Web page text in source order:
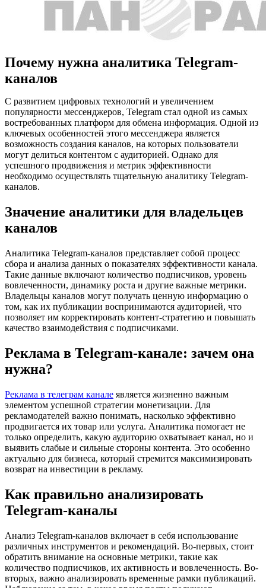
Почему нужна аналитика Telegram-
каналов
С развитием цифровых технологий и увеличением
популярности мессенджеров, Telegram стал одной из самых
востребованных платформ для обмена информация. Одной из
ключевых особенностей этого мессенджера является
возможность создания каналов, на которых пользователи
могут делиться контентом с аудиторией. Однако для
успешного продвижения и метрик эффективности
необходимо осуществлять тщательную аналитику Telegram-
каналов.
Значение аналитики для владельцев
каналов
Аналитика Telegram-каналов представляет собой процесс
сбора и анализа данных о показателях эффективности канала.
Такие данные включают количество подписчиков, уровень
вовлеченности, динамику роста и другие важные метрики.
Владельцы каналов могут получать ценную информацию о
том, как их публикации воспринимаются аудиторией, что
позволяет им корректировать контент-стратегию и повышать
качество взаимодействия с подписчиками.
Реклама в Telegram-канале: зачем она
нужна?
Реклама в телеграм канале является жизненно важным
элементом успешной стратегии монетизации. Для
рекламодателей важно понимать, насколько эффективно
продвигается их товар или услуга. Аналитика помогает не
только определить, какую аудиторию охватывает канал, но и
выявить слабые и сильные стороны контента. Это особенно
актуально для бизнеса, который стремится максимизировать
возврат на инвестиции в рекламу.
Как правильно анализировать
Telegram-каналы
Анализ Telegram-каналов включает в себя использование
различных инструментов и рекомендаций. Во-первых, стоит
обратить внимание на основные метрики, такие как
количество подписчиков, их активность и вовлеченность. Во-
вторых, важно анализировать временные рамки публикаций.